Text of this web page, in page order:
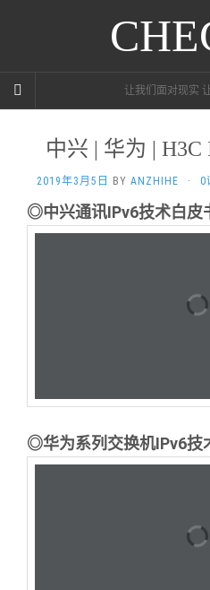
让我们面对现实
中兴 | 华为 |
2019年3月5日 BY ANZHIHE · 0
◎中兴通讯IPv6技术白皮
◎华为系列交换机IPv6技